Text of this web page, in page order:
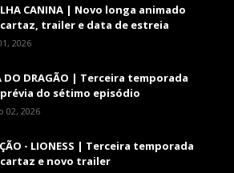
CANINA | Novo longa animado
trailer e data de estreia
2026
DO DRAGÃO | Terceira temporada
do sétimo episódio
02, 2026
- LIONESS | Terceira temporada
e novo trailer